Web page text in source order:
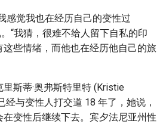
感觉我也在经历自己的变性过
“我猜，很难不给人留下自私的印
些情绪，而他也在经历他自己的旅
斯蒂·奥弗斯特里特 (Kristie
经与变性人打交道 18 年了，她说，
变性后继续下去。宾夕法尼亚州性